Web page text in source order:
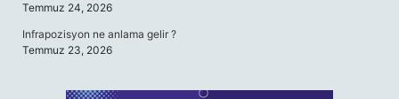
Temmuz 24, 2026
Infrapozisyon ne anlama gelir ?
Temmuz 23, 2026